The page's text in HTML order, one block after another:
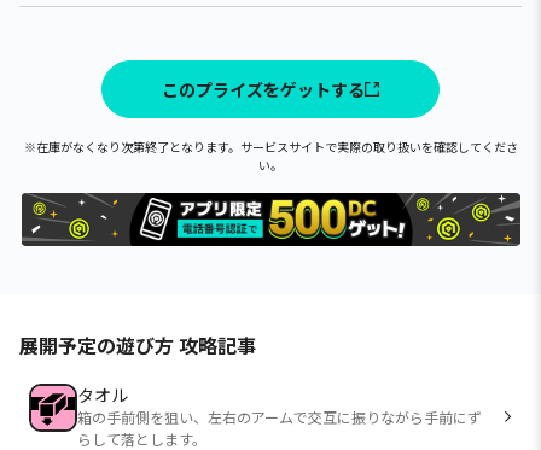
このプライズをゲットする
※在庫がなくなり次第終了となります。サービスサイトで実際の取り扱いを確認してくださ
い。
展開予定の遊び方 攻略記事
タオル
箱の手前側を狙い、左右のアームで交互に振りながら手前にず
らして落とします。